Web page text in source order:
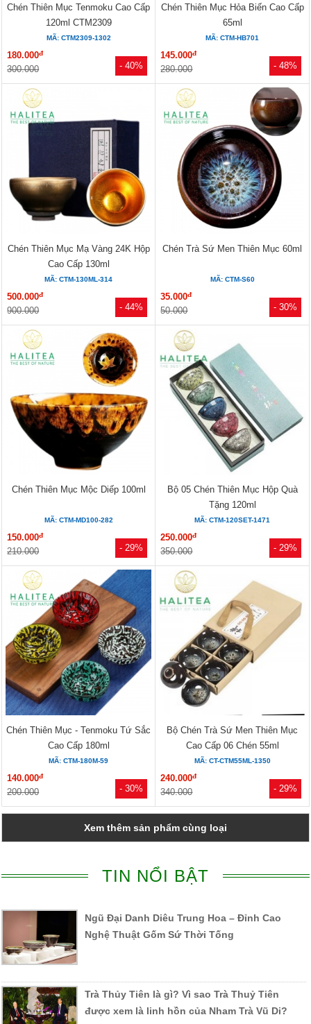
- 40%
Chén Thiên Mục Tenmoku Cao Cấp
120ml CTM2309
MÃ: CTM2309-1302
180.000đ
300.000 - 48%
Chén Thiên Mục Hỏa Biến Cao Cấp
65ml
MÃ: CTM-HB701
145.000đ
280.000
- 44%
Chén Thiên Mục Mạ Vàng 24K Hộp
Cao Cấp 130ml
MÃ: CTM-130ML-314
500.000đ
900.000 - 30%
Chén Trà Sứ Men Thiên Mục 60ml
MÃ: CTM-S60
35.000đ
50.000
- 29%
Chén Thiên Mục Mộc Diếp 100ml
MÃ: CTM-MD100-282
150.000đ
210.000 - 29%
Bộ 05 Chén Thiên Mục Hộp Quà
Tặng 120ml
MÃ: CTM-120SET-1471
250.000đ
350.000
- 30%
Chén Thiên Mục - Tenmoku Tứ Sắc
Cao Cấp 180ml
MÃ: CTM-180M-59
140.000đ
200.000 - 29%
Bộ Chén Trà Sứ Men Thiên Mục
Cao Cấp 06 Chén 55ml
MÃ: CT-CTM55ML-1350
240.000đ
340.000
Xem thêm sản phẩm cùng loại
TIN NỔI BẬT
Ngũ Đại Danh Diêu Trung Hoa – Đỉnh Cao
Nghệ Thuật Gốm Sứ Thời Tống
Trà Thủy Tiên là gì? Vì sao Trà Thuỷ Tiên
được xem là linh hồn của Nham Trà Vũ Di?